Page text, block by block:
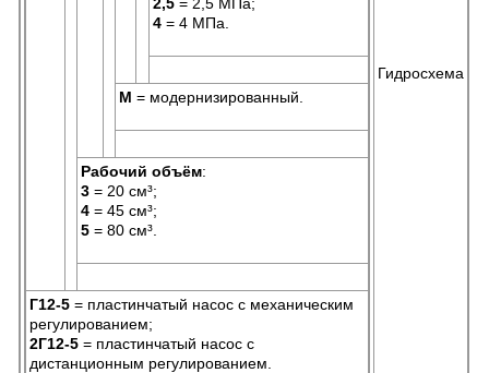
4 = 4 МПа.
М = модернизированный.
Рабочий объём:
3 = 20 см³;
4 = 45 см³;
5 = 80 см³.
Г12-5 = пластинчатый насос с механическим
регулированием;
2Г12-5 = пластинчатый насос с
дистанционным регулированием.
Гидросхема